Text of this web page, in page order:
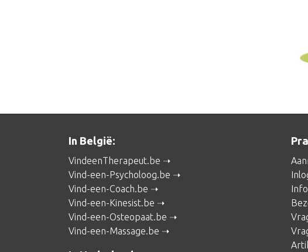
In België:
VindeenTherapeut.be
Vind-een-Psycholoog.be
Vind-een-Coach.be
Vind-een-Kinesist.be
Vind-een-Osteopaat.be
Vind-een-Massage.be